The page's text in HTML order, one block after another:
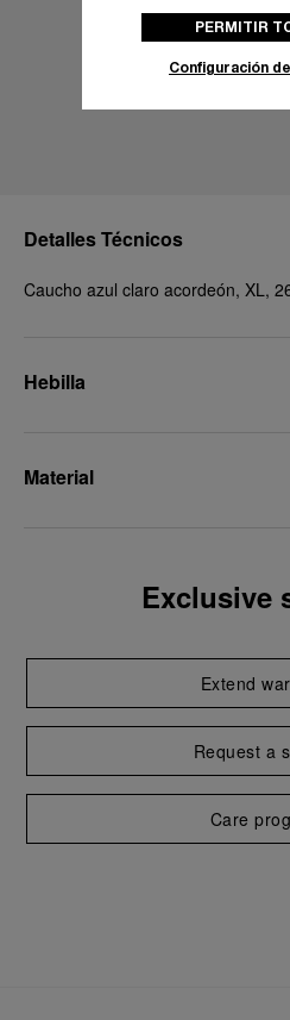
Detalles Técnicos
Caucho azul claro acordeón, XL,
Hebilla
Material
Exclusive
Extend
Request a
Care
PERMITIR
Configuración